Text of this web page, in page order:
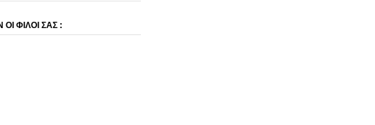
ΦΙΛΟΙ ΣΑΣ :